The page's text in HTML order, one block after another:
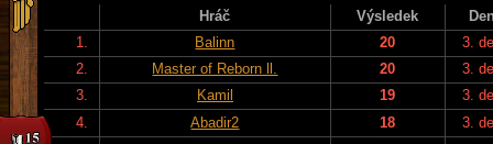
Hráč Výsledek
1.
Balinn 20
3.
2.
Master of Reborn ll. 20
3.
3.
Kamil 19
3.
4.
Abadir2 18
3.